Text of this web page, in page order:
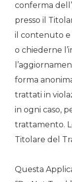
conferma
presso il
il contenuto e
o chiederne
forma
trattati in
in ogni caso,
trattamento.
Titolare del
Questa